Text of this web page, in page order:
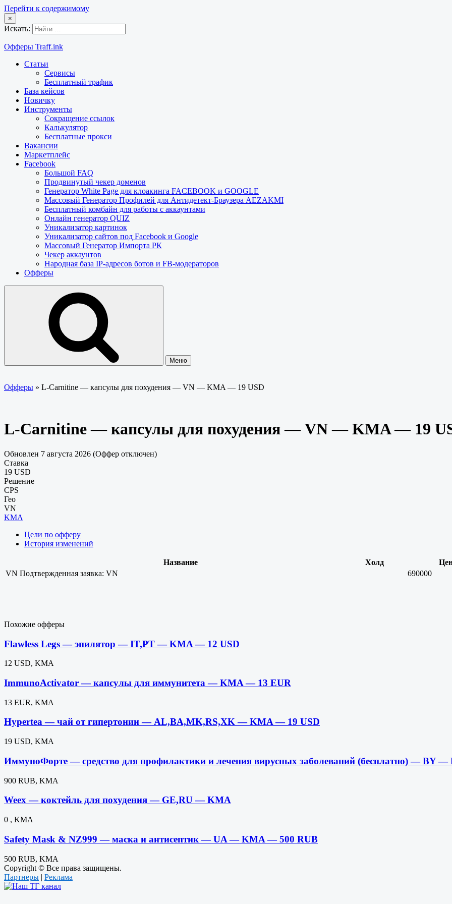
Перейти к содержимому
×
Искать:
Офферы Traff.ink
Статьи
Сервисы
Бесплатный трафик
База кейсов
Новичку
Инструменты
Сокращение ссылок
Калькулятор
Бесплатные прокси
Вакансии
Маркетплейс
Facebook
Большой FAQ
Продвинутый чекер доменов
Генератор White Page для клоакинга FACEBOOK и GOOGLE
Массовый Генератор Профилей для Антидетект-Браузера AEZAKMI
Бесплатный комбайн для работы с аккаунтами
Онлайн генератор QUIZ
Уникализатор картинок
Уникализатор сайтов под Facebook и Google
Массовый Генератор Импорта РК
Чекер аккаунтов
Народная база IP-адресов ботов и FB-модераторов
Офферы
Меню
Офферы » L-Carnitine — капсулы для похудения — VN — KMA — 19 USD
L-Carnitine — капсулы для похудения — VN — KMA — 19
Обновлен 7 августа 2026 (Оффер отключен)
Ставка
19 USD
Решение
CPS
Гео
VN
KMA
Цели по офферу
История изменений
Название Холд
VN Подтвержденная заявка: VN 690000
Похожие офферы
Flawless Legs — эпилятор — IT,PT — KMA — 12 USD
12 USD, KMA
ImmunoActivator — капсулы для иммунитета — KMA — 13 EUR
13 EUR, KMA
Hypertea — чай от гипертонии — AL,BA,MK,RS,XK — KMA — 19 USD
19 USD, KMA
ИммуноФорте — средство для профилактики и лечения вирусных заболеваний (бесплатно) — BY
900 RUB, KMA
Weex — коктейль для похудения — GE,RU — KMA
0 , KMA
Safety Mask & NZ999 — маска и антисептик — UA — KMA — 500 RUB
500 RUB, KMA
Copyright © Все права защищены.
Партнеры | Реклама